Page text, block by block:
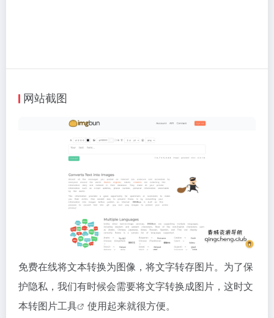
网站截图
免费在线将文本转换为图像，将文字转存图片。为了保
护隐私，我们有时候会需要将文字转换成图片，这时文
本转图片工具 使用起来就很方便。